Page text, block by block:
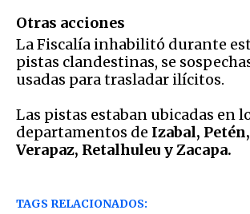
Otras acciones
La Fiscalía inhabilitó durante
pistas clandestinas, se
usadas para trasladar ilícitos.
Las pistas estaban ubicadas en
departamentos de Izabal,
Verapaz, Retalhuleu y Zacapa.
TAGS RELACIONADOS: